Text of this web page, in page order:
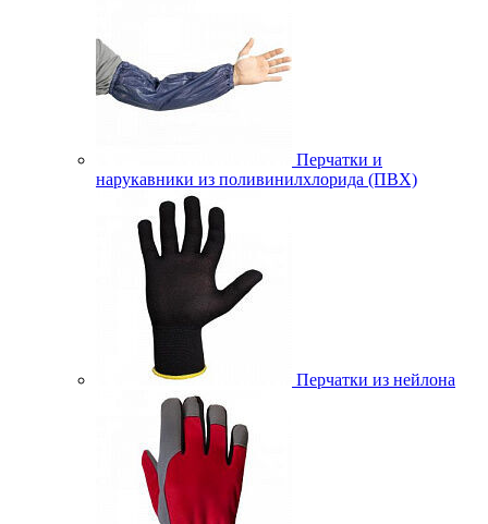
Перчатки и
нарукавники из поливинилхлорида (ПВХ)
Перчатки из нейлона